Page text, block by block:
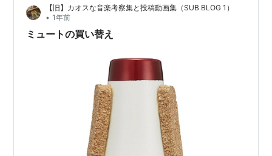
【旧】カオスな音楽考察集と投稿動画集（SUB BLOG 1）
• 1年前
ミュートの買い替え